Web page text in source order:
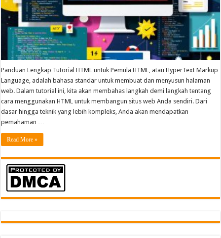
Panduan Lengkap Tutorial HTML untuk Pemula HTML, atau HyperText Markup
Language, adalah bahasa standar untuk membuat dan menyusun halaman
web. Dalam tutorial ini, kita akan membahas langkah demi langkah tentang
cara menggunakan HTML untuk membangun situs web Anda sendiri. Dari
dasar hingga teknik yang lebih kompleks, Anda akan mendapatkan
pemahaman …
Read More »